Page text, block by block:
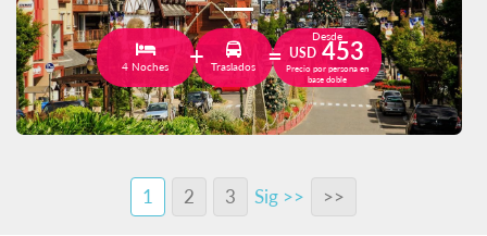
4 Noches Traslados
Desde
USD 453
Precio por persona en
base doble
1 2 3 Sig >> >>